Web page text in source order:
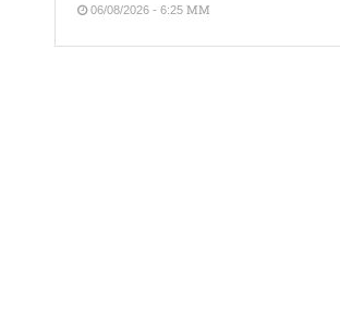
06/08/2026 - 6:25 ΜΜ